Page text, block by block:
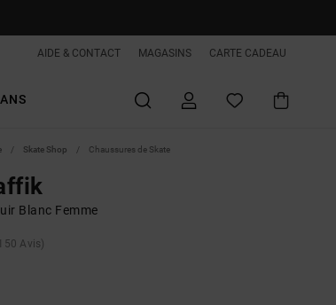
AIDE & CONTACT MAGASINS CARTE CADEAU
Skate Shop Chaussures de Skate
Blanc Femme
Avis)